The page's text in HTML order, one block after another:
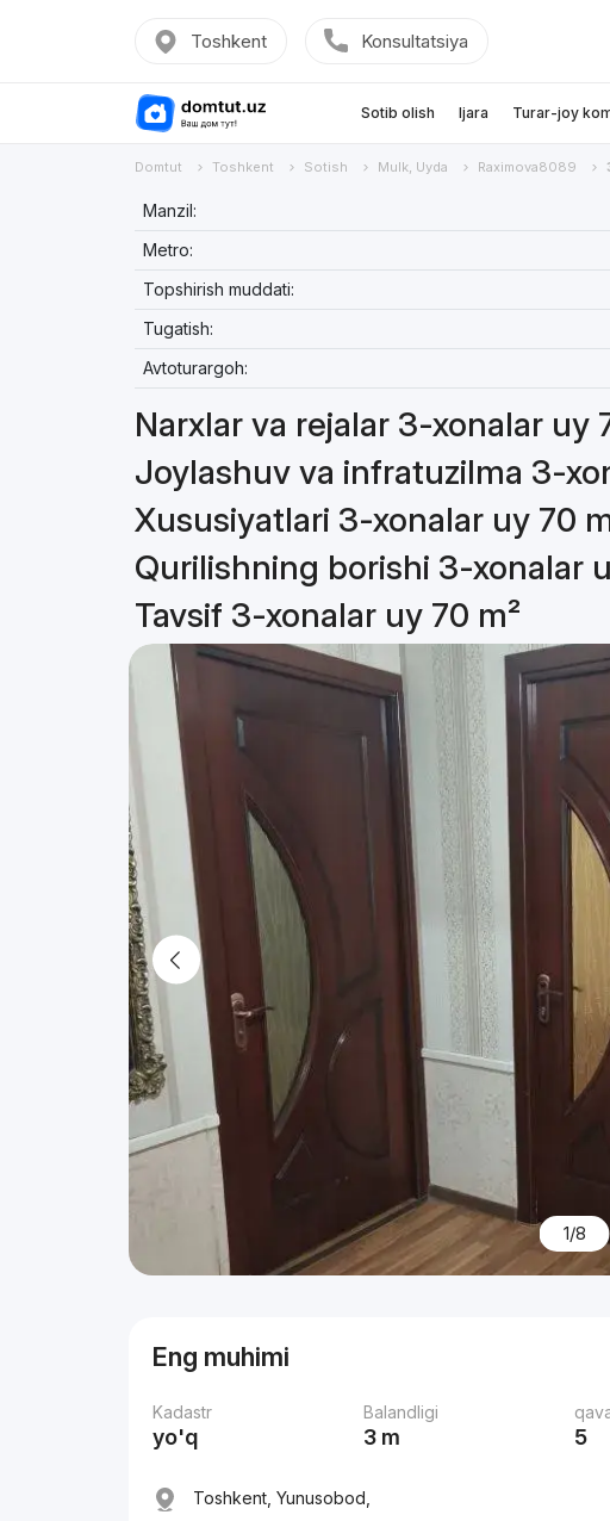
Toshkent Konsultatsiya
Sotib olish Ijara Turar-joy
Domtut Toshkent Sotish Mulk, Uyda Raximova8089
Manzil:
Metro:
Topshirish muddati:
Tugatish:
Avtoturargoh:
Narxlar va rejalar 3-xonalar uy
Joylashuv va infratuzilma 3-
Xususiyatlari 3-xonalar uy 70
Qurilishning borishi 3-xonalar
Tavsif 3-xonalar uy 70 m²
1/8
Eng muhimi
Kadastr
yo'q
Balandligi
3 m 5
Toshkent, Yunusobod,